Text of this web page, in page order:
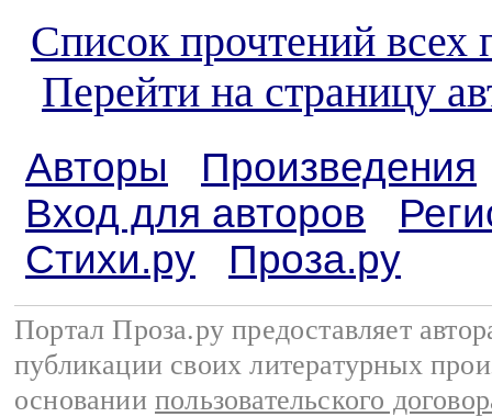
Список прочтений всех
Перейти на страницу
Авторы
Произведения
Вход для авторов
Стихи.ру
Проза.ру
Портал Проза.ру предоставляет
публикации своих литературных
основании пользовательского